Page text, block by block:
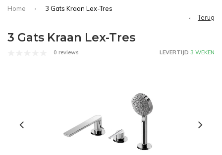
Home
3 Gats Kraan Lex-Tres
Terug
3 Gats Kraan Lex-Tres
0 reviews LEVERTIJD 3 WEKEN